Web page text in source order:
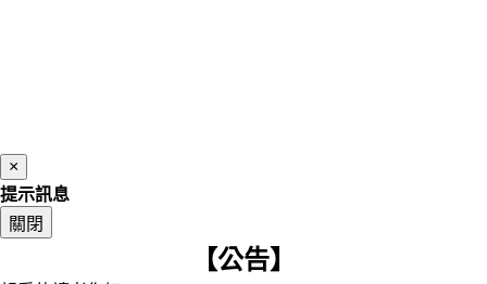
×
提示訊息
關閉
【公告】